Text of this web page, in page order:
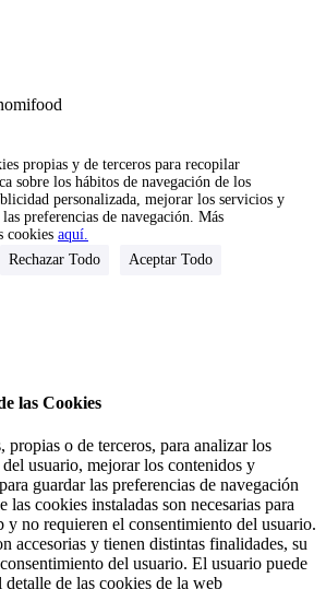
propias y de terceros para recopilar
sobre los hábitos de navegación de los
personalizada, mejorar los servicios y
preferencias de navegación. Más
cookies aquí.
Rechazar Todo Aceptar Todo
las Cookies
o de terceros, para analizar los
usuario, mejorar los contenidos y
guardar las preferencias de navegación
las cookies instaladas son necesarias para
y no requieren el consentimiento del usuario.
accesorias y tienen distintas finalidades, su
del usuario. El usuario puede
de las cookies de la web